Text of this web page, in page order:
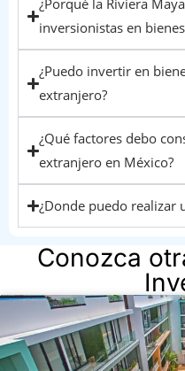
¿Porqué la Riviera
inversionistas en
¿Puedo invertir en
extranjero?
¿Qué factores debo
extranjero en México?
¿Donde puedo
Conozca